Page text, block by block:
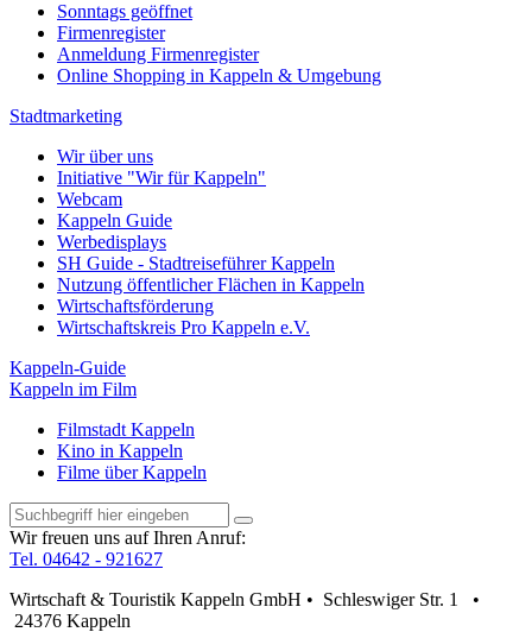
Sonntags geöffnet
Firmenregister
Anmeldung Firmenregister
Online Shopping in Kappeln & Umgebung
Stadtmarketing
Wir über uns
Initiative "Wir für Kappeln"
Webcam
Kappeln Guide
Werbedisplays
SH Guide - Stadtreiseführer Kappeln
Nutzung öffentlicher Flächen in Kappeln
Wirtschaftsförderung
Wirtschaftskreis Pro Kappeln e.V.
Kappeln-Guide
Kappeln im Film
Filmstadt Kappeln
Kino in Kappeln
Filme über Kappeln
Wir freuen uns auf Ihren Anruf:
Tel. 04642 - 921627
Wirtschaft & Touristik Kappeln GmbH • Schleswiger Str. 1 •
24376 Kappeln